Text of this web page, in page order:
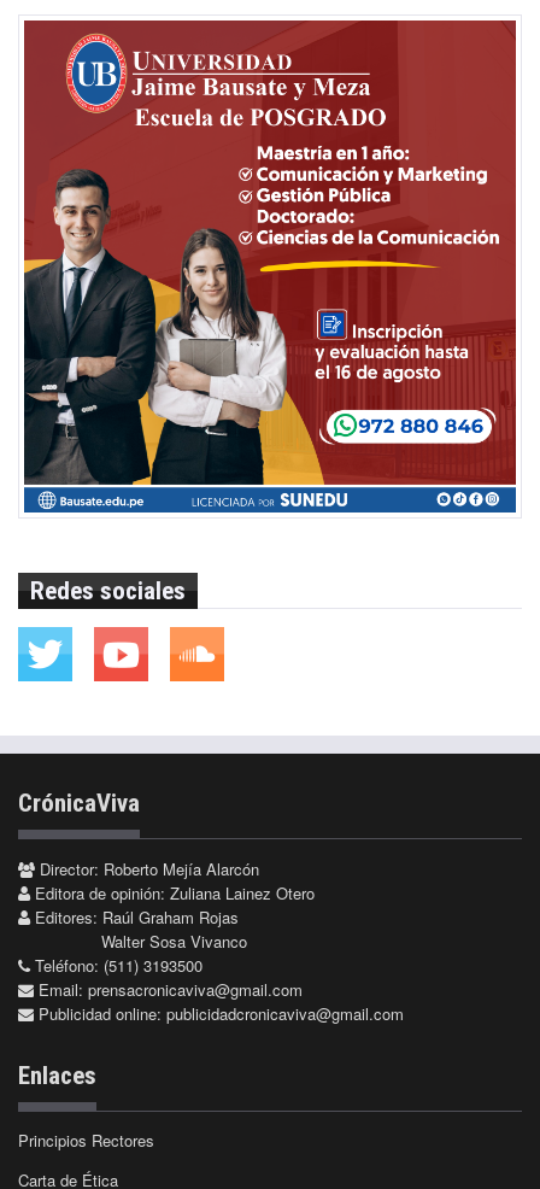
Redes sociales
CrónicaViva
Director: Roberto Mejía Alarcón
Editora de opinión: Zuliana Lainez Otero
Editores: Raúl Graham Rojas
Walter Sosa Vivanco
Teléfono: (511) 3193500
Email: prensacronicaviva@gmail.com
Publicidad online: publicidadcronicaviva@gmail.com
Enlaces
Principios Rectores
Carta de Ética